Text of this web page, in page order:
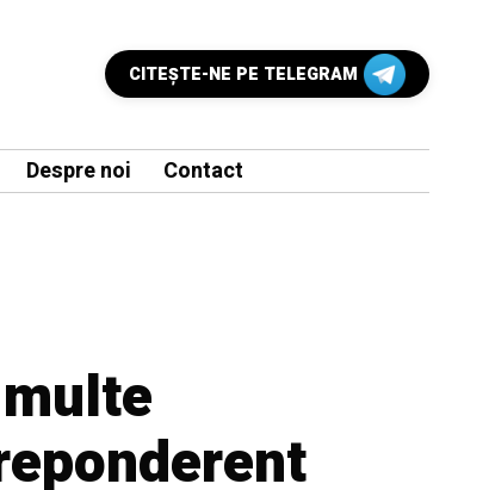
CITEŞTE-NE PE TELEGRAM
Despre noi Contact